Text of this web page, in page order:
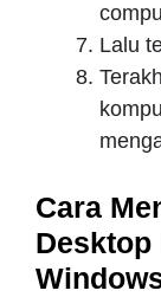
Lalu
Cara
Desktop